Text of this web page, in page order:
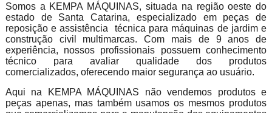
Somos a KEMPA MÁQUINAS, situada na região oeste do
estado de Santa Catarina, especializado em peças de
reposição e assistência técnica para máquinas de jardim e
construção civil multimarcas. Com mais de 9 anos de
experiência, nossos profissionais possuem conhecimento
técnico para avaliar qualidade dos produtos
comercializados, oferecendo maior segurança ao usuário.
Aqui na KEMPA MÁQUINAS não vendemos produtos e
peças apenas, mas também usamos os mesmos produtos